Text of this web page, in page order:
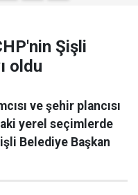
Şişli
oldu
ve şehir plancısı
yerel seçimlerde
Belediye Başkan